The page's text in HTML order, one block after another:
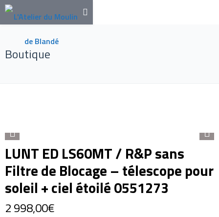
Boutique
LUNT ED LS60MT / R&P sans
Filtre de Blocage – télescope pour
soleil + ciel étoilé 0551273
2 998,00€